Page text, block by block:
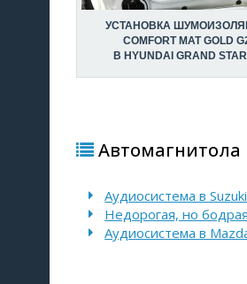
УСТАНОВКА
COMFORT MAT GOLD
В HYUNDAI GRAND
Автомагнитола
Аудиосистема в
Недорогая, но
Аудиосистема в